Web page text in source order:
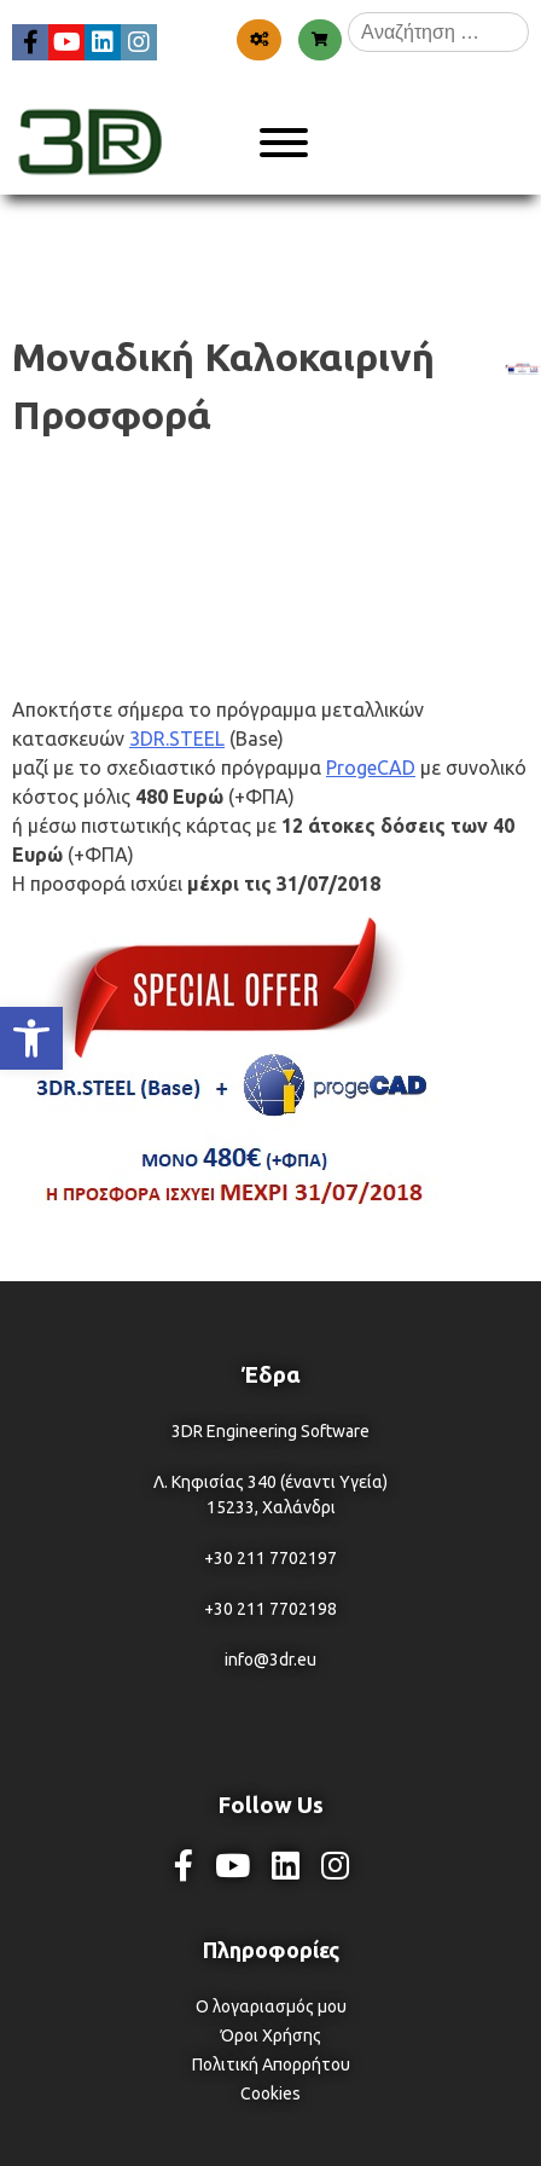
Ανοίξτε τη γραμμή εργαλείων
Αναζήτηση
για:
3dr
Μοναδική Καλοκαιρινή
Προσφορά
Αποκτήστε σήμερα το πρόγραμμα μεταλλικών
κατασκευών 3DR.STEEL (Base)
μαζί με το σχεδιαστικό πρόγραμμα ProgeCAD με συνολικό
κόστος μόλις 480 Ευρώ (+ΦΠΑ)
ή μέσω πιστωτικής κάρτας με 12 άτοκες δόσεις των 40
Ευρώ (+ΦΠΑ)
Η προσφορά ισχύει μέχρι τις 31/07/2018
Έδρα
3DR Engineering Software
Λ. Κηφισίας 340 (έναντι Υγεία)
15233, Χαλάνδρι
+30 211 7702197
+30 211 7702198
info@3dr.eu
Follow Us
Ο λογαριασμός μου
Όροι Χρήσης
Πολιτική Απορρήτου
Cookies